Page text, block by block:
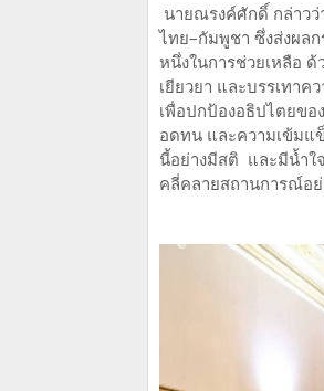
นายณรงค์ศักดิ์ กล่าว
ไทย–กัมพูชา ซึ่งส่งผล
หนึ่งในการช่วยเหลือ
เยียวยา และบรรเทา
เพื่อปกป้องอธิปไตยข
อดทน และความเข้มแ
นี้อย่างมีสติ และมีน้ำใ
คลี่คลายสถานการณ์อ